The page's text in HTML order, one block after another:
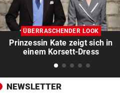
FRÜCHTL „NEUER ZWEIER“ vor
Red Bull Salzburg hat neuen
Tormann gefunden
Bergsteiger stürzte 20
Gletscherspalte ab
ÜBERRASCHENDER LOOK
Prinzessin Kate zeigt sich in
einem Korsett-Dress
NEWSLETTER